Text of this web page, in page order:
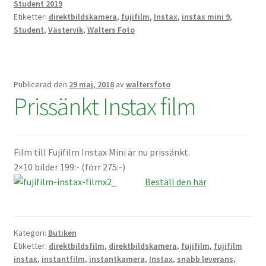
Skrivare & Tillbehör
Bildtjänster
Framkallning – Analogt
Student 2019
Etiketter: direktbildskamera, fujifilm, Instax, instax mini 9,
Student, Västervik, Walters Foto
Publicerad den 29 maj, 2018 avwaltersfoto
Prissänkt Instax film
Film till Fujifilm Instax Mini är nu prissänkt.
2×10 bilder 199:- (förr 275:-)
Beställ den här
Kategori: Butiken
Etiketter: direktbildsfilm, direktbildskamera, fujifilm, fujifilm
instax, instantfilm, instantkamera, Instax, snabb leverans,